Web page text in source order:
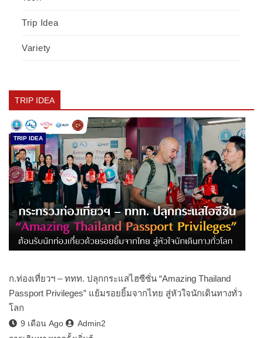
Trip Idea
Variety
TRIP IDEA
TRIP IDEA
ก.ท่องเที่ยวฯ – ททท. ปลุกกระแสไฮซีซั่น “Amazing Thailand
Passport Privileges” แย้มรอยยิ้มจากไทย สู่หัวใจนักเดินทางทั่ว
โลก
9 เดือน Ago
Admin2